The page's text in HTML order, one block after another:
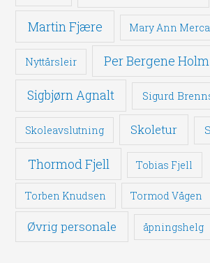
Martin Fjære Mary Ann
Nyttårsleir Per Bergene Holm
Sigbjørn Agnalt Sigurd
Skoleavslutning Skoletur
Thormod Fjell Tobias Fjell
Torben Knudsen Tormod Vågen
Øvrig personale åpningshelg